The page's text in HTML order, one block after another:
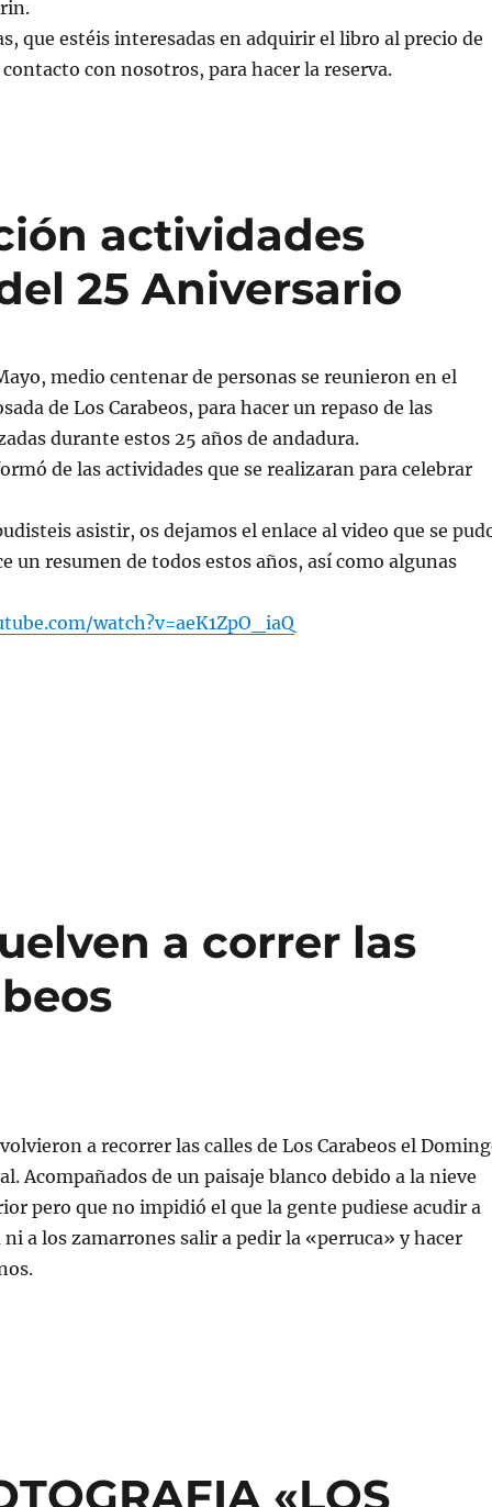
que estéis interesadas en adquirir el libro al precio de
con nosotros, para hacer la reserva.
actividades
25 Aniversario
medio centenar de personas se reunieron en el
de Los Carabeos, para hacer un repaso de las
durante estos 25 años de andadura.
de las actividades que se realizaran para celebrar
asistir, os dejamos el enlace al video que se
un resumen de todos estos años, así como algunas
watch?v=aeK1ZpO_iaQ
a correr las
a recorrer las calles de Los Carabeos el
Acompañados de un paisaje blanco debido a la nieve
pero que no impidió el que la gente pudiese acudir a
ni a los zamarrones salir a pedir la «perruca» y hacer
«LOS